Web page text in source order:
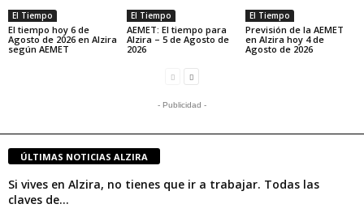
El Tiempo
El tiempo hoy 6 de
Agosto de 2026 en Alzira
según AEMET
El Tiempo
AEMET: El tiempo para
Alzira – 5 de Agosto de
2026
El Tiempo
Previsión de la AEMET
en Alzira hoy 4 de
Agosto de 2026
- Publicidad -
ÚLTIMAS NOTICIAS ALZIRA
Si vives en Alzira, no tienes que ir a trabajar. Todas las
claves de...